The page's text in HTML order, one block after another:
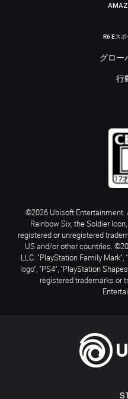
R6 Eス
グロー
行
©2026 Ubisoft Entertainment.
Rainbow Six, the Soldier
registered or unregistered
US and/or other countries.
LLC. "PlayStation Family Mark",
logo", "PS4", "PlayStation
registered trademarks or